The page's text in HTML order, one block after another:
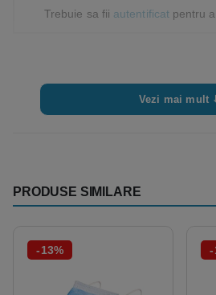
Trebuie sa fii autentificatpentru a
Vezi mai mult
PRODUSE SIMILARE
-13% -